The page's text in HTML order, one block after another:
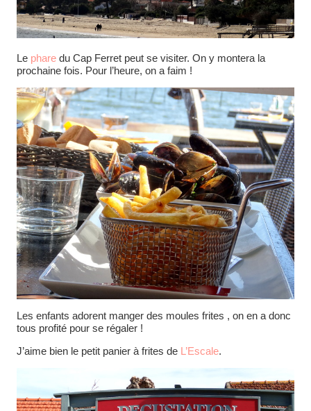
Le phare du Cap Ferret peut se visiter. On y montera la
prochaine fois. Pour l’heure, on a faim !
Les enfants adorent manger des moules frites , on en a donc
tous profité pour se régaler !
J’aime bien le petit panier à frites de L’Escale.